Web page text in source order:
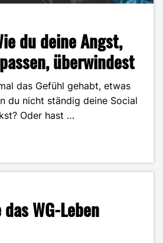
du deine Angst,
überwindest
das Gefühl gehabt, etwas
du nicht ständig deine Social
Oder hast …
WG-Leben